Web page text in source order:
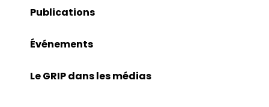
Publications
Événements
Le GRIP dans les médias